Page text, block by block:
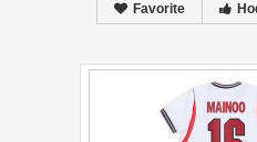
Favorite